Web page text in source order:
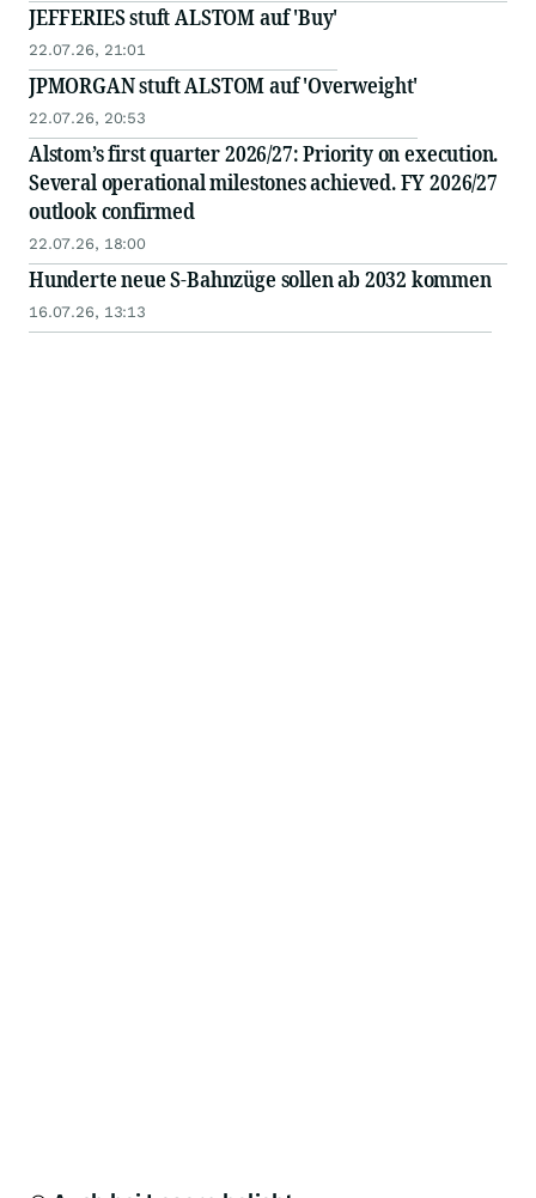
JEFFERIES stuft ALSTOM auf 'Buy'
22.07.26, 21:01
JPMORGAN stuft ALSTOM auf 'Overweight'
22.07.26, 20:53
Alstom’s first quarter 2026/27: Priority on execution.
Several operational milestones achieved. FY 2026/27
outlook confirmed
22.07.26, 18:00
Hunderte neue S-Bahnzüge sollen ab 2032 kommen
16.07.26, 13:13